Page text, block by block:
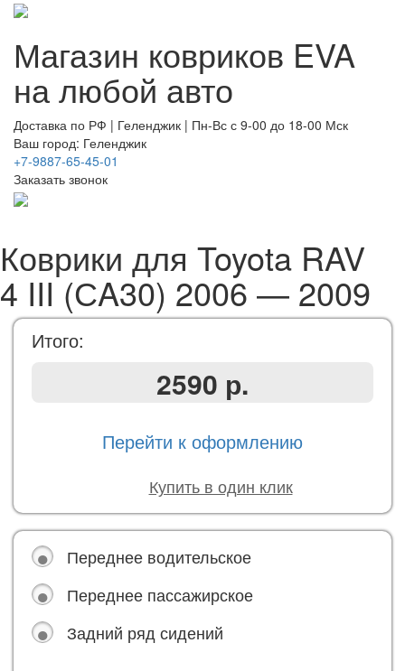
Магазин ковриков EVA ​
на любой авто
Доставка по РФ | Геленджик | Пн-Вс с 9-00 до 18-00 Мск
Ваш город: Геленджик
+7-9887-65-45-01
Заказать звонок
Коврики для Toyota RAV
4 III (СA30) 2006 — 2009
Итого:
2590 р.
Перейти к оформлению
Купить в один клик
Переднее водительское
Переднее пассажирское
Задний ряд сидений